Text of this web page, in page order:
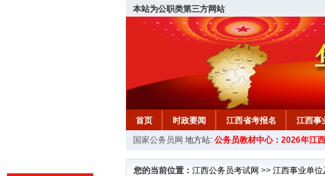
本站为公职类第三方网站
首页 时政要闻 江西省考报名 江西事
教材中心
国家公务员网 地方站: 公务员教材中心：2026年江
您的当前位置： 江西公务员考试网 >> 江西事业单